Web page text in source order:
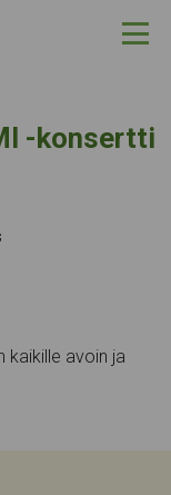
-konsertti
kaikille avoin ja